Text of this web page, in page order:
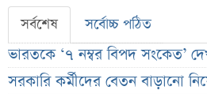
সর্বশেষ সর্বোচ্চ পঠিত
ভারতকে ‘৭ নম্বর বিপদ সংকেত’
সরকারি কর্মীদের বেতন বাড়ানো